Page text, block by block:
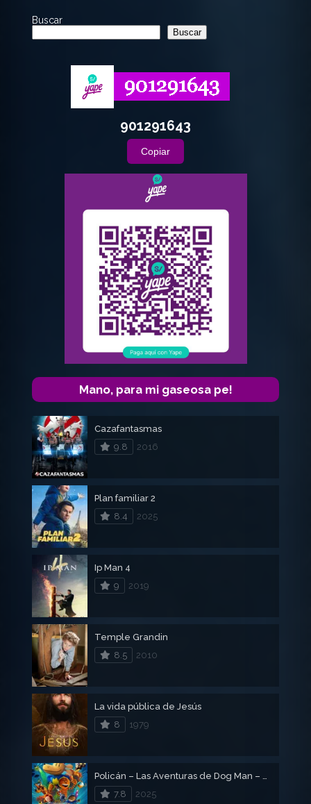
Buscar
Buscar
901291643
Copiar
Mano, para mi gaseosa pe!
Cazafantasmas
9.8
2016
Plan familiar 2
8.4
2025
Ip Man 4
9
2019
Temple Grandin
8.5
2010
La vida pública de Jesús
8
1979
Policán – Las Aventuras de Dog Man – DogMan
7.8
2025